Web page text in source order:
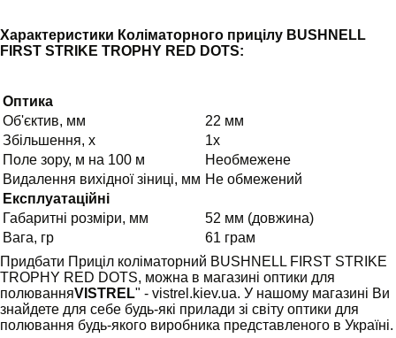
Характеристики Коліматорного прицілу BUSHNELL
FIRST STRIKE TROPHY RED DOTS:
Оптика
Об'єктив, мм
22 мм
Збільшення, х
1x
Поле зору, м на 100 м
Необмежене
Видалення вихідної зіниці, мм Не обмежений
Експлуатаційні
Габаритні розміри, мм
52 мм (довжина)
Вага, гр
61 грам
Придбати Приціл коліматорний BUSHNELL FIRST STRIKE
TROPHY RED DOTS, можна в магазині оптики для
полюванняVISTREL" - vistrel.kiev.ua. У нашому магазині Ви
знайдете для себе будь-які прилади зі світу оптики для
полювання будь-якого виробника представленого в Україні.